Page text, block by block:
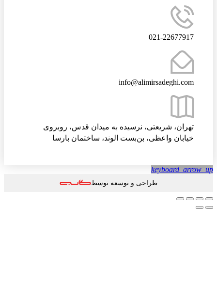
021-22677917
info@alimirsadeghi.com
تهران، شریعتی، نرسیده به میدان قدس، روبروی
خیابان واعظی، بن‌بست الوند، ساختمان بارسا
طراحی و توسعه توسط